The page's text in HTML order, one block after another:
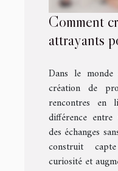
Comment
attrayants
Dans le monde
création de
rencontres en
différence
des échanges
construit
curiosité et